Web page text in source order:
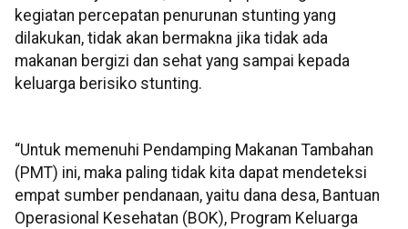
kegiatan percepatan penurunan stunting yang
dilakukan, tidak akan bermakna jika tidak ada
makanan bergizi dan sehat yang sampai kepada
keluarga berisiko stunting.
“Untuk memenuhi Pendamping Makanan Tambahan
(PMT) ini, maka paling tidak kita dapat mendeteksi
empat sumber pendanaan, yaitu dana desa, Bantuan
Operasional Kesehatan (BOK), Program Keluarga